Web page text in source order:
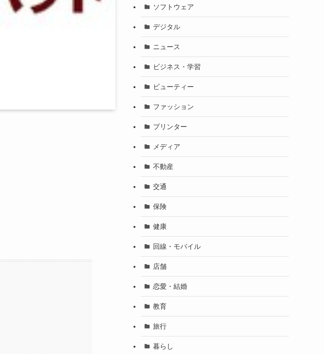
ソフトウェア
デジタル
ニュース
ビジネス・学習
ビューティー
ファッション
プリンター
メディア
不動産
交通
保険
健康
回線・モバイル
店舗
恋愛・結婚
教育
旅行
暮らし